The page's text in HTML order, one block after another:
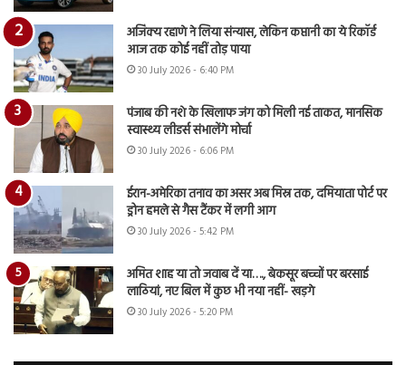
अजिंक्य रहाणे ने लिया संन्यास, लेकिन कप्तानी का ये रिकॉर्ड
आज तक कोई नहीं तोड़ पाया
30 July 2026 - 6:40 PM
पंजाब की नशे के खिलाफ जंग को मिली नई ताकत, मानसिक
स्वास्थ्य लीडर्स संभालेंगे मोर्चा
30 July 2026 - 6:06 PM
ईरान-अमेरिका तनाव का असर अब मिस्र तक, दमियाता पोर्ट पर
ड्रोन हमले से गैस टैंकर में लगी आग
30 July 2026 - 5:42 PM
अमित शाह या तो जवाब दें या…., बेकसूर बच्चों पर बरसाई
लाठियां, नए बिल में कुछ भी नया नहीं- खड़गे
30 July 2026 - 5:20 PM